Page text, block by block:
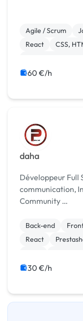
Agile / Scrum
React
CSS,
Migration ou
60 €/h
daha
Développeur Full
communication,
Community …
Back-end
React
Print (flyer,
30 €/h